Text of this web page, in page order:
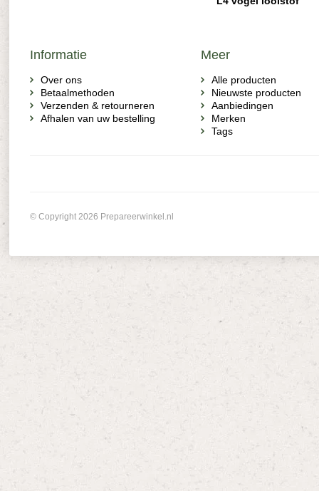
Informatie
Over ons
Betaalmethoden
Verzenden & retourneren
Afhalen van uw bestelling
Meer
Alle producten
Nieuwste producten
Aanbiedingen
Merken
Tags
© Copyright 2026 Prepareerwinkel.nl